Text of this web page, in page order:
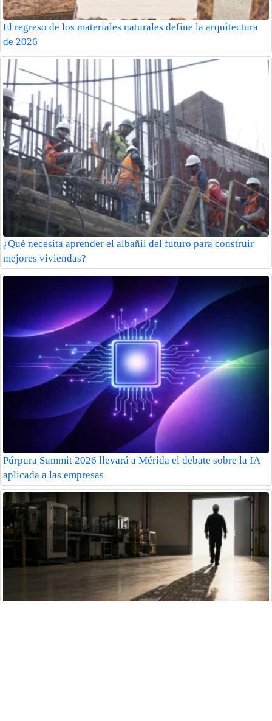
El regreso de los materiales naturales define la arquitectura
de 2026
¿Qué necesita aprender el albañil del futuro para construir
mejores viviendas?
Púrpura Summit 2026 llevará a Mérida el debate sobre la IA
aplicada a las empresas